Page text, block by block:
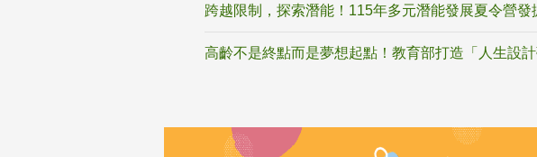
跨越限制，探索潛能！115年多元潛能發展夏令營發
高齡不是終點而是夢想起點！教育部打造「人生設